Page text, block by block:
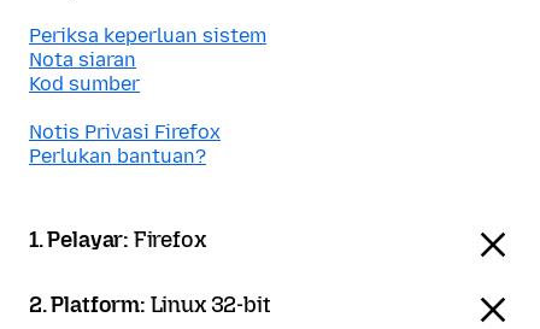
Periksa keperluan sistem
Nota siaran
Kod sumber
Notis Privasi Firefox
Perlukan bantuan?
1. Pelayar: Firefox
2. Platform: Linux 32-bit